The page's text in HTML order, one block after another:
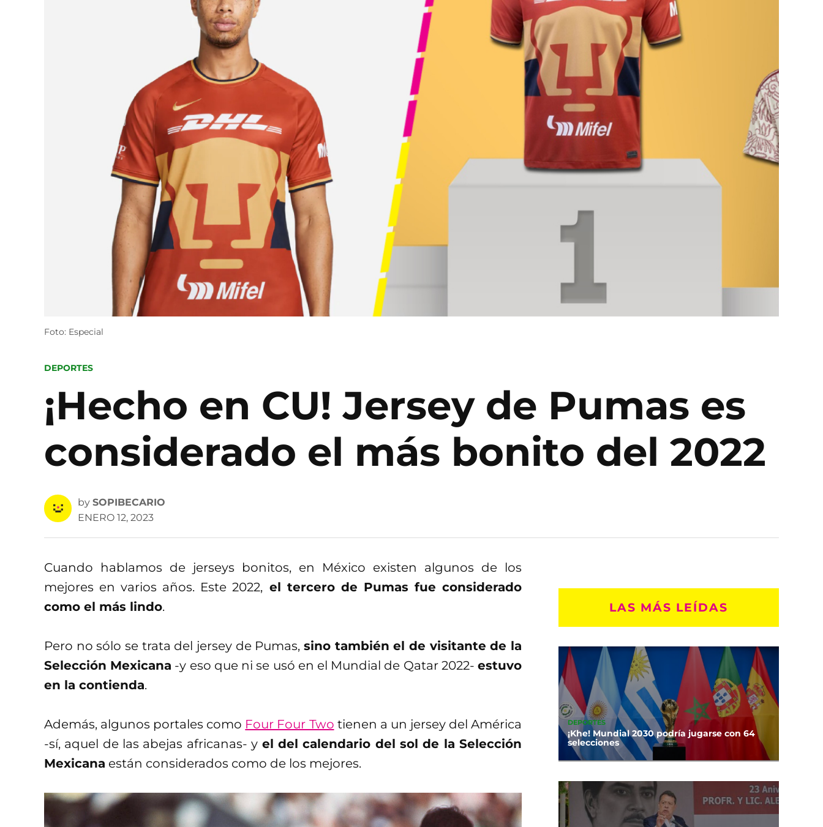
Foto: Especial
POSTED
DEPORTES
¡Hecho en CU! Jersey de Pumas es
considerado el más bonito del 2022
by SOPIBECARIO
ENERO 12, 2023
Cuando hablamos de jerseys bonitos, en México existen algunos de los
mejores en varios años. Este 2022, el tercero de Pumas fue considerado
como el más lindo.
Pero no sólo se trata del jersey de Pumas, sino también el de visitante de la
Selección Mexicana -y eso que ni se usó en el Mundial de Qatar 2022-estuvo
en la contienda.
Además, algunos portales como Four Four Two tienen a un jersey del América
-sí, aquel de las abejas africanas- y el del calendario del sol de la Selección
Mexicana están considerados como de los mejores.
LAS MÁS LEÍDAS
DEPORTES
¡Khe! Mundial 2030 podría jugarse con 64
selecciones